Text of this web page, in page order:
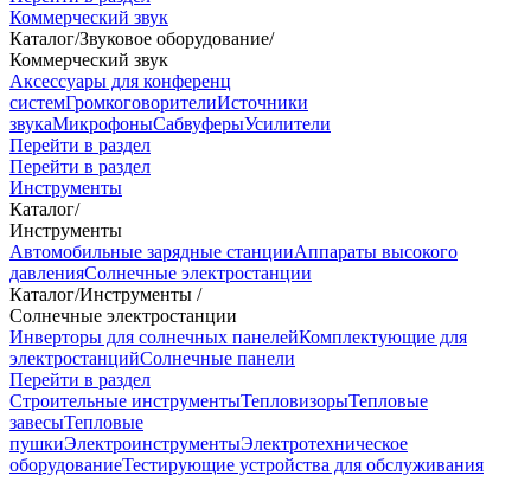
Коммерческий звук
Каталог/Звуковое оборудование/
Коммерческий звук
Аксессуары для конференц
системГромкоговорителиИсточники
звукаМикрофоныСабвуферыУсилители
Перейти в раздел
Перейти в раздел
Инструменты
Каталог/
Инструменты
Автомобильные зарядные станцииАппараты высокого
давленияСолнечные электростанции
Каталог/Инструменты /
Солнечные электростанции
Инверторы для солнечных панелейКомплектующие для
электростанцийСолнечные панели
Перейти в раздел
Строительные инструментыТепловизорыТепловые
завесыТепловые
пушкиЭлектроинструментыЭлектротехническое
оборудованиеТестирующие устройства для обслуживания